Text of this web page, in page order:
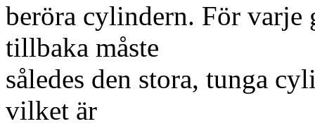
beröra cylindern. För varje
tillbaka måste
således den stora, tunga
vilket är